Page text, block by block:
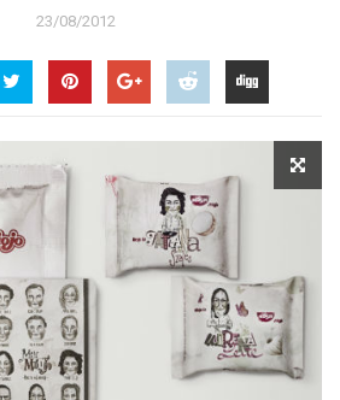
23/08/2012